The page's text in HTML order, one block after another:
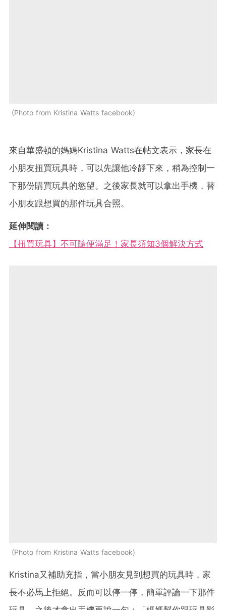
Photo from Kristina Watts facebook
來自華盛頓的媽媽Kristina Watts在帖文表示，家長在
小朋友扭買玩具時，可以先讓他冷靜下來，稍為控制一
下那份購買玩具的慾望。之後家長就可以拿出手機，替
小朋友跟想買的那件玩具合照。
延伸閱讀：
【扭買玩具】不可隨便滿足！家長須知3個解決方式
Photo from Kristina Watts facebook
Kristina又補助充指，當小朋友見到想買的玩具時，家
長不必馬上拒絕。反而可以停一停，簡單評論一下那件